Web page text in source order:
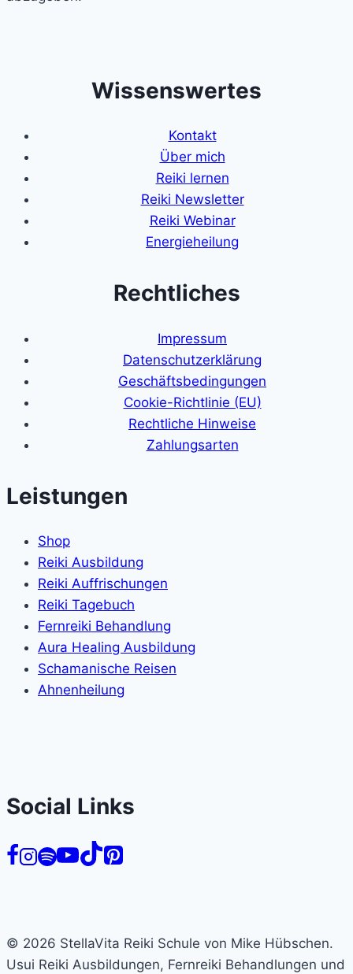
Wissenswertes
Kontakt
Über mich
Reiki lernen
Reiki Newsletter
Reiki Webinar
Energieheilung
Rechtliches
Impressum
Datenschutzerklärung
Geschäftsbedingungen
Cookie-Richtlinie (EU)
Rechtliche Hinweise
Zahlungsarten
Leistungen
Shop
Reiki Ausbildung
Reiki Auffrischungen
Reiki Tagebuch
Fernreiki Behandlung
Aura Healing Ausbildung
Schamanische Reisen
Ahnenheilung
Social Links
© 2026 StellaVita Reiki Schule von Mike Hübschen.
Usui Reiki Ausbildungen, Fernreiki Behandlungen und